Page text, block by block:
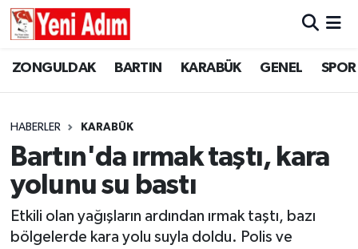
ZONGULDAK BARTIN KARABÜK GENEL SPOR
HABERLER KARABÜK
Bartın'da ırmak taştı, kara
yolunu su bastı
Etkili olan yağışların ardından ırmak taştı, bazı
bölgelerde kara yolu suyla doldu. Polis ve
ZONGULDAK
GÜNCEL
SİYASET
ZONGULDAK
GENEL
SPOR
Zonguldak Hava Durumu
Tüm Manşetler
Son Dakika Haberleri